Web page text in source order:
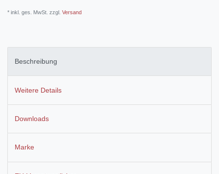
* inkl. ges. MwSt. zzgl. Versand
Beschreibung
Weitere Details
Downloads
Marke